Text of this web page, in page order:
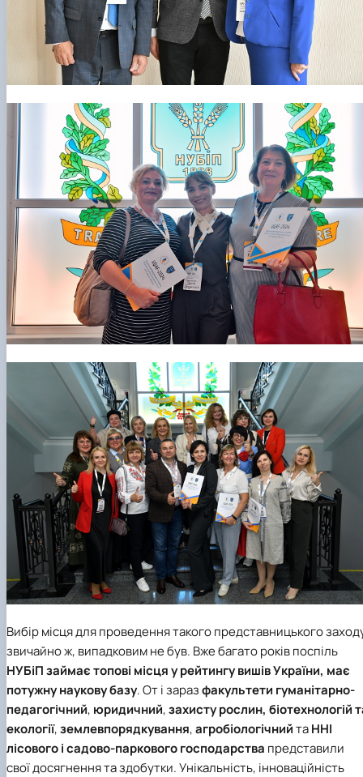
Вибір місця для проведення такого представницького
звичайно ж, випадковим не був. Вже багато років поспіль
НУБіПзаймає топові місця у рейтингу вишів України, має
потужну наукову базу. От і заразфакультети гуманітарно-
педагогічний, юридичний,захисту рослин, біотехнологій
екології,землевпорядкування,агробіологічнийтаННІ
лісового і садово-паркового господарства представили
свої досягнення та здобутки. Унікальність, інноваційність